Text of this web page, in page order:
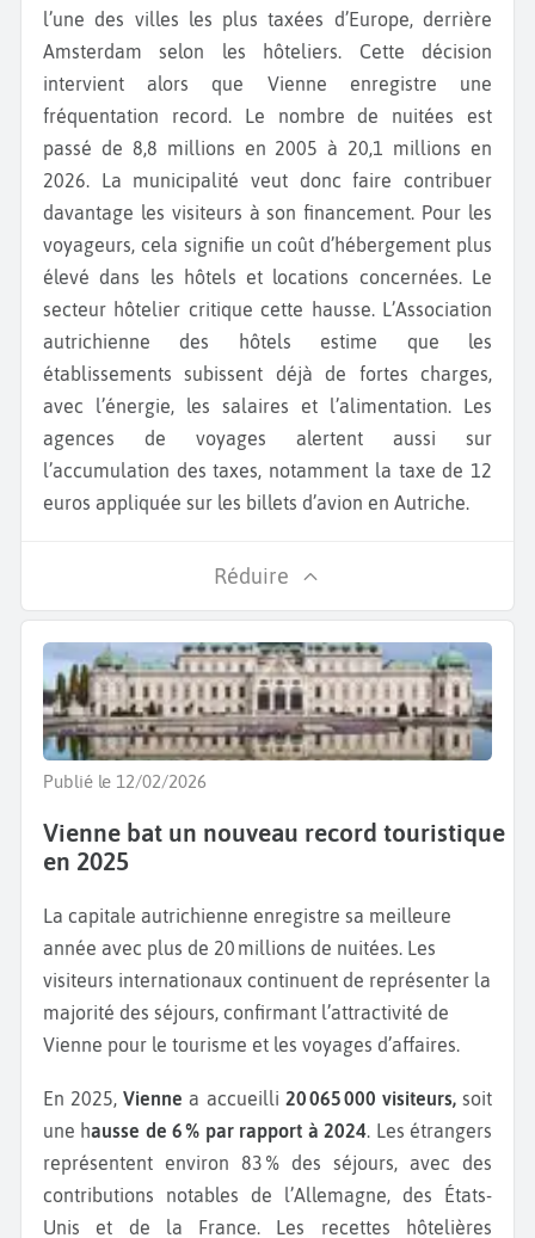
l’une des villes les plus taxées d’Europe, derrière
Amsterdam selon les hôteliers. Cette décision
intervient alors que Vienne enregistre une
fréquentation record. Le nombre de nuitées est
passé de 8,8 millions en 2005 à 20,1 millions en
2026. La municipalité veut donc faire contribuer
davantage les visiteurs à son financement. Pour les
voyageurs, cela signifie un coût d’hébergement plus
élevé dans les hôtels et locations concernées. Le
secteur hôtelier critique cette hausse. L’Association
autrichienne des hôtels estime que les
établissements subissent déjà de fortes charges,
avec l’énergie, les salaires et l’alimentation. Les
agences de voyages alertent aussi sur
l’accumulation des taxes, notamment la taxe de 12
euros appliquée sur les billets d’avion en Autriche.
Réduire
Publié le 12/02/2026
Vienne bat un nouveau record touristique
en 2025
La capitale autrichienne enregistre sa meilleure
année avec plus de 20 millions de nuitées. Les
visiteurs internationaux continuent de représenter la
majorité des séjours, confirmant l’attractivité de
Vienne pour le tourisme et les voyages d’affaires.
En 2025,Vienne a accueilli 20 065 000 visiteurs,soit
une hausse de 6 % par rapport à 2024 . Les étrangers
représentent environ 83 % des séjours, avec des
contributions notables de l’Allemagne, des États-
Unis et de la France. Les recettes hôtelières